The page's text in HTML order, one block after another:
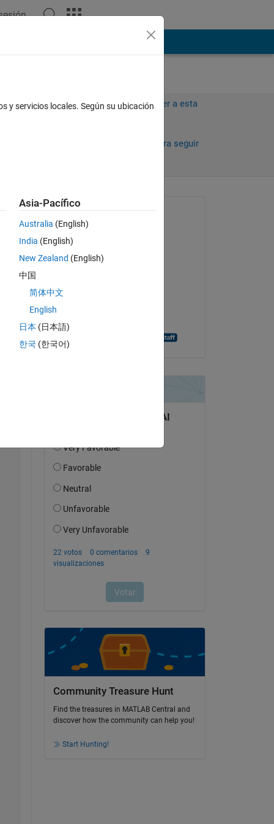
Iniciar sesión para responder a esta
Iniciar sesión para seguir
Owen Lane
el 12 de Mzo. de 2021
el 15 de Mzo. de 2021
Aceptada:
Community Treasure Hunt
Find the treasures in MATLAB Central and
discover how the community can help you!
Start Hunting!
y servicios locales. Según su ubicación
Asia-Pacífico
Australia (English)
India (English)
New Zealand (English)
中国
简体中文
English
日本 (日本語)
한국 (한국어)